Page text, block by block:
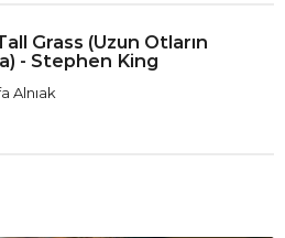
Grass (Uzun Otların
- Stephen King
Alnıak